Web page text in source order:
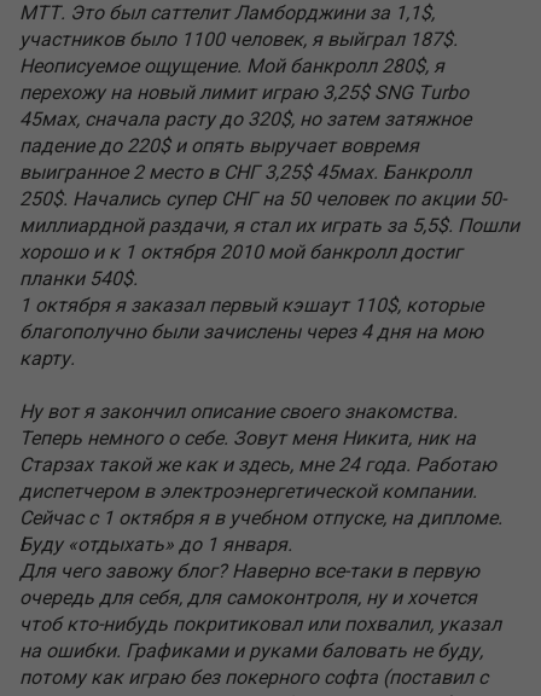
МТТ. Это был саттелит Ламборджини за 1,1$,
участников было 1100 человек, я выйграл 187$.
Неописуемое ощущение. Мой банкролл 280$, я
перехожу на новый лимит играю 3,25$ SNG Тurbo
45мах, сначала расту до 320$, но затем затяжное
падение до 220$ и опять выручает вовремя
выигранное 2 место в СНГ 3,25$ 45мах. Банкролл
250$. Начались супер СНГ на 50 человек по акции 50-
миллиардной раздачи, я стал их играть за 5,5$. Пошли
хорошо и к 1 октября 2010 мой банкролл достиг
планки 540$.
1 октября я заказал первый кэшаут 110$, которые
благополучно были зачислены через 4 дня на мою
карту.
Ну вот я закончил описание своего знакомства.
Теперь немного о себе. Зовут меня Никита, ник на
Старзах такой же как и здесь, мне 24 года. Работаю
диспетчером в электроэнергетической компании.
Сейчас с 1 октября я в учебном отпуске, на дипломе.
Буду «отдыхать» до 1 января.
Для чего завожу блог? Наверно все-таки в первую
очередь для себя, для самоконтроля, ну и хочется
чтоб кто-нибудь покритиковал или похвалил, указал
на ошибки. Графиками и руками баловать не буду,
потому как играю без покерного софта (поставил с